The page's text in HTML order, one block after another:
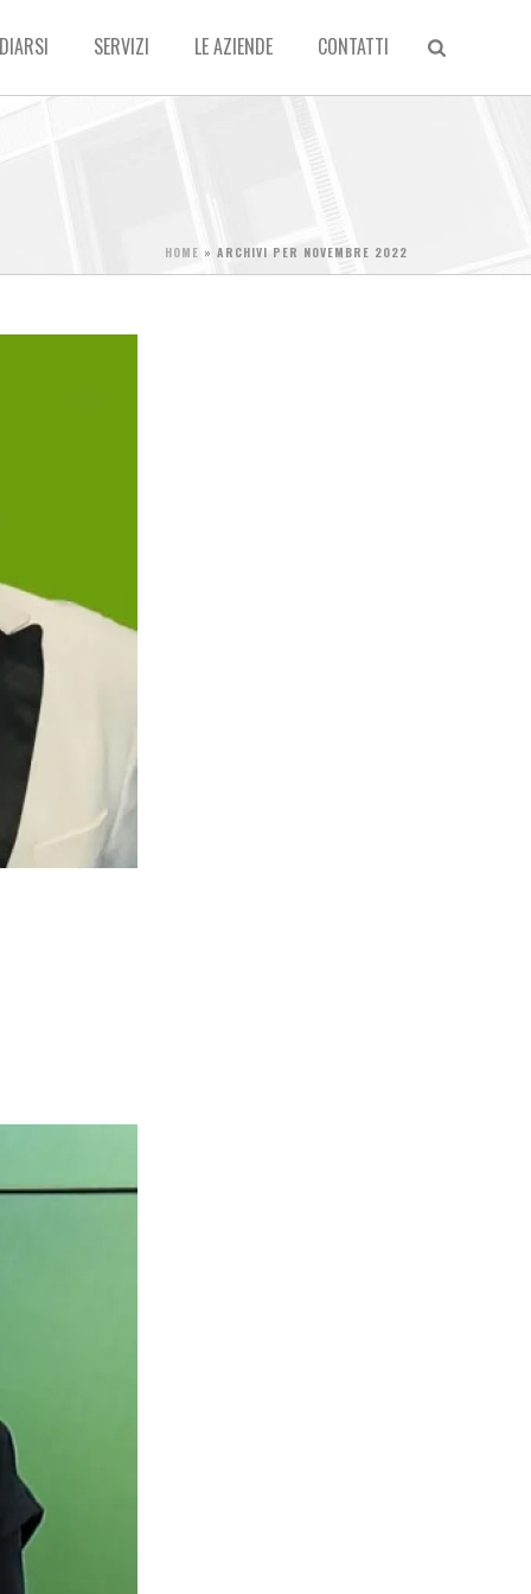
SERVIZI LE AZIENDE CONTATTI
HOME » ARCHIVI PER NOVEMBRE 2022